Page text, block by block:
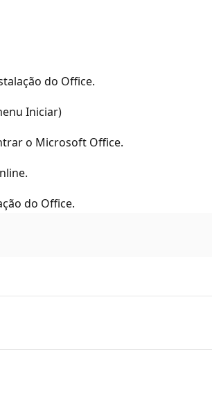
do Office.
Iniciar)
o Microsoft Office.
do Office.